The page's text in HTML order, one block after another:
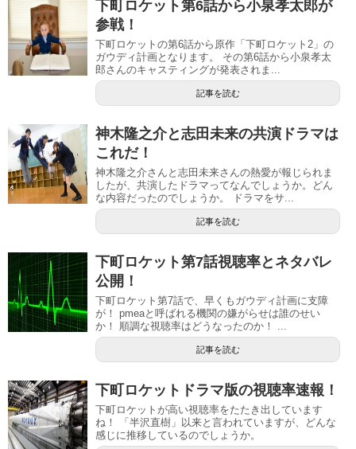
下町ロケット第6話から小泉孝太郎が
参戦！
下町ロケットの第6話から原作「下町ロケット2」の
ガウディ計画となります。 その第6話から小泉孝太
郎さんのキャスティングが発表されま...
記事を読む
神木隆之介と志田未来の共演ドラマは
これだ！
神木隆之介さんと志田未来さんの熱愛が報じられま
したが、共演したドラマってなんでしょうか。どん
な内容だったのでしょうか。 ドラマをサ...
記事を読む
下町ロケット第7話視聴率とネタバレ
公開！
下町ロケット第7話で、早くもガウディ計画に支障
が！ pmeaと呼ばれる機関の嫌がらせは誰のせい
か！ 順調な視聴率はどうなったのか！ ...
記事を読む
下町ロケットドラマ版の視聴率速報！
下町ロケットが高い視聴率をたたき出しています
ね！ 「半沢直樹」以来と言われていますが、どんな
感じに推移しているのでしょうか。